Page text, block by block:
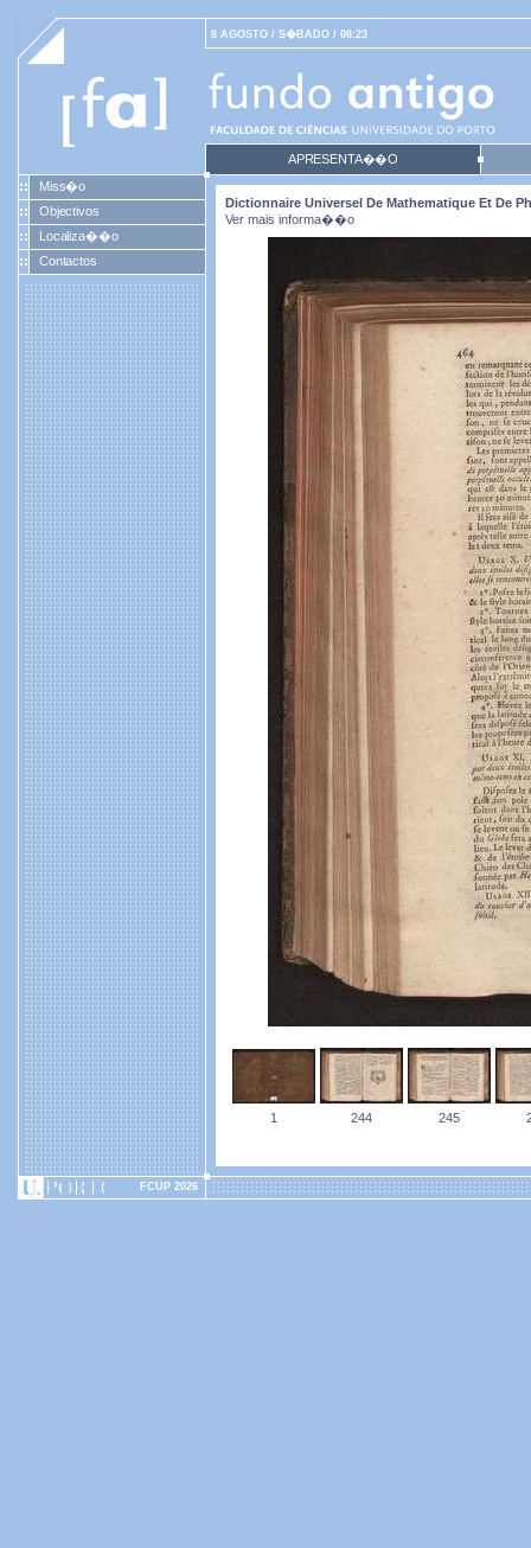
8 AGOSTO / S�BADO / 08:23
APRESENTA��O
Miss�o
Objectivos
Localiza��o
Contactos
Dictionnaire Universel De Mathematique Et De
Ver mais informa��o
1 244 245
FCUP 2026